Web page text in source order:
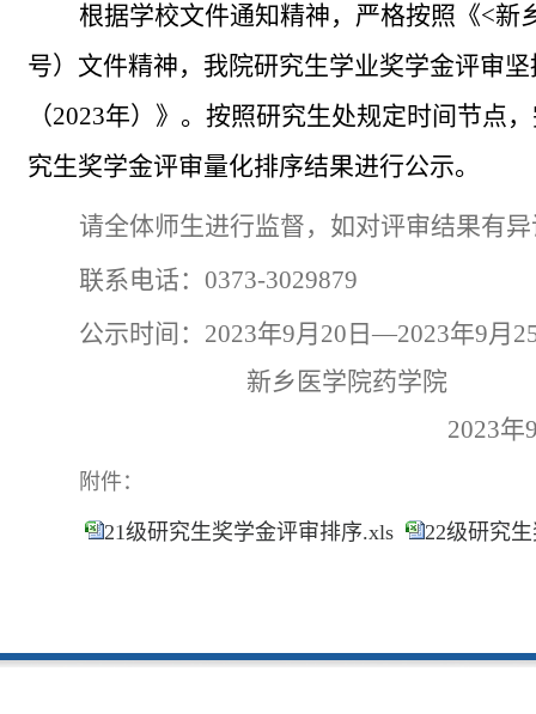
根据学校文件通知精神，严格按照《<新
号）文件精神，我院研究生学业奖学金评审
（2023年）》。按照研究生处规定时间节点
究生奖学金评审量化排序结果进行公示。
请全体师生进行监督，如对评审结果有
联系电话： 0373-3029879
公示时间： 2023年9月 20 日—2023年9月
新乡医学院药学院
2023年
附件：
21级研究生奖学金评审排序.xls 22级研究